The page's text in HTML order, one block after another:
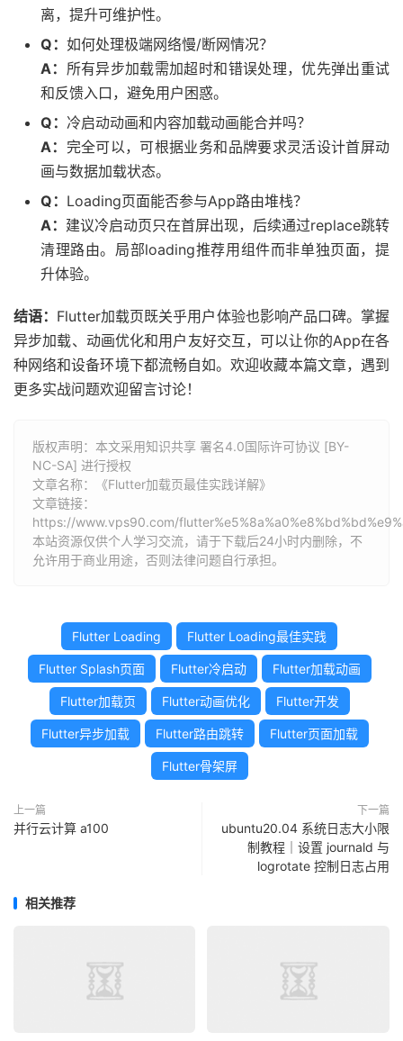
离，提升可维护性。
Q： 如何处理极端网络慢/断网情况？
A： 所有异步加载需加超时和错误处理，优先弹出重试
和反馈入口，避免用户困惑。
Q： 冷启动动画和内容加载动画能合并吗？
A： 完全可以，可根据业务和品牌要求灵活设计首屏动
画与数据加载状态。
Q： Loading页面能否参与App路由堆栈？
A： 建议冷启动页只在首屏出现，后续通过replace跳转
清理路由。局部loading推荐用组件而非单独页面，提
升体验。
结语： Flutter加载页既关乎用户体验也影响产品口碑。掌握
异步加载、动画优化和用户友好交互，可以让你的App在各
种网络和设备环境下都流畅自如。欢迎收藏本篇文章，遇到
更多实战问题欢迎留言讨论！
版权声明：本文采用知识共享 署名4.0国际许可协议 [BY-
NC-SA] 进行授权
文章名称：《Flutter加载页最佳实践详解》
文章链接：
https://www.vps90.com/
本站资源仅供个人学习交流，请于下载后24小时内删除，不
允许用于商业用途，否则法律问题自行承担。
Flutter Loading Flutter Loading最佳实践
Flutter Splash页面 Flutter冷启动 Flutter加载动画
Flutter加载页 Flutter动画优化 Flutter开发
Flutter异步加载 Flutter路由跳转 Flutter页面加载
Flutter骨架屏
上一篇
并行云计算 a100
下一篇
ubuntu20.04 系统日志大小限
制教程｜设置 journald 与
logrotate 控制日志占用
相关推荐